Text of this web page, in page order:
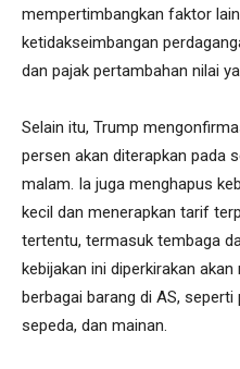
mempertimbangkan faktor
ketidakseimbangan
dan pajak pertambahan nilai
Selain itu, Trump
persen akan diterapkan pada
malam. Ia juga menghapus
kecil dan menerapkan tarif
tertentu, termasuk tembaga
kebijakan ini diperkirakan
berbagai barang di AS, seperti
sepeda, dan mainan.